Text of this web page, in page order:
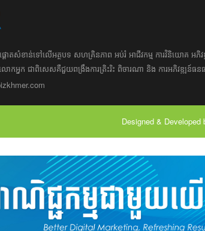
ដោត​សំខាន់​ទៅ​លើ​អត្ថបទ​ សហគ្រិន​ភាព អប់រំ ​​អាជីវកម្ម​ ​ការ​វិនិយោគ​ ​អ
ោក​អ្នក​ ជាពិសេស​​គឺ​​ជួយ​ពង្រឹង​ការ​ត្រិះរិះ ពិចារណា​ ​និង ​ការអភិវឌ្ឍន៍​ធន
Designed &